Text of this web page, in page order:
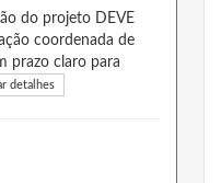
do projeto DEVE
coordenada de
prazo claro para
detalhes